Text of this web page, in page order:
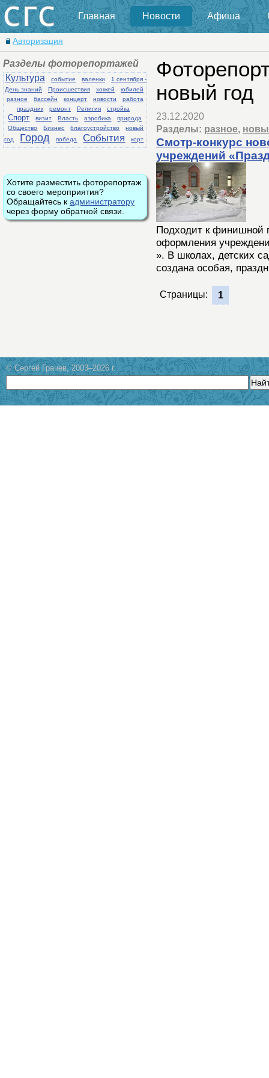
Главная Новости Афиша
Авторизация
Разделы фоторепортажей
Культура событие валенки
1 сентября -
День знаний
Происшествия хоккей
юбилей
разное
бассейн концерт новости
работа
праздник
ремонт Религия стройка
Спорт визит Власть аэробика
природа
Общество
Бизнес благоустройство
новый
год
Город победа События корт
Хотите разместить фоторепортаж
со своего мероприятия?
Обращайтесь к администратору
через форму обратной связи.
новый год
23.12.2020
Разделы: разное,
Смотр-конкурс
учреждений
Подходит к финишной
оформления
». В школах, детских
создана особая,
Страницы: 1
© Сергей Грачев, 2003–2026 г.